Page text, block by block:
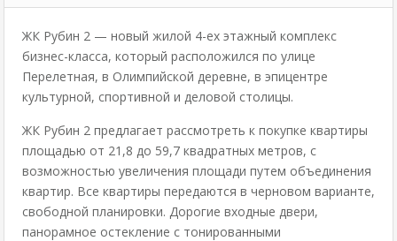
ЖК Рубин 2 — новый жилой 4-ех этажный комплекс
бизнес-класса, который расположился по улице
Перелетная, в Олимпийской деревне, в эпицентре
культурной, спортивной и деловой столицы.
ЖК Рубин 2 предлагает рассмотреть к покупке квартиры
площадью от 21,8 до 59,7 квадратных метров, с
возможностью увеличения площади путем объединения
квартир. Все квартиры передаются в черновом варианте,
свободной планировки. Дорогие входные двери,
панорамное остекление с тонированными